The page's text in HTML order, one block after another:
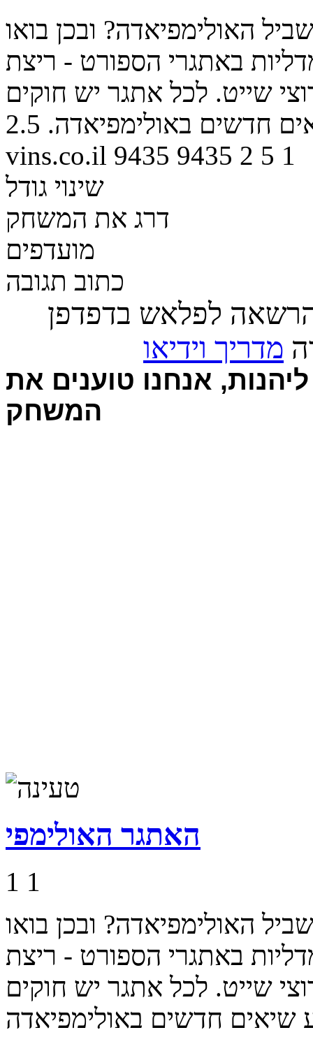
האולימפיאדה? ובכן בואו
באתגרי הספורט - ריצת
שייט. לכל אתגר יש חוקים
חדשים באולימפיאדה. 2.5
vins.co.il 9435 9435 2 5 1
שינוי גודל
דרג את המשחק
מועדפים
כתוב תגובה
לפלאש בדפדפן
מדריך וידיאו
אנחנו טוענים את
המשחק
האתגר האולימפי
1 1
האולימפיאדה? ובכן בואו
באתגרי הספורט - ריצת
שייט. לכל אתגר יש חוקים